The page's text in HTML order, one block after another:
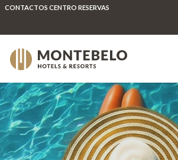
CONTACTOS CENTRO RESERVAS